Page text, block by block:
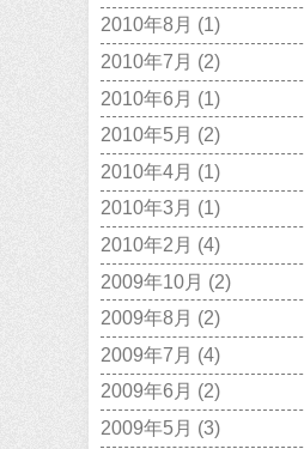
2010年8月 (1)
2010年7月 (2)
2010年6月 (1)
2010年5月 (2)
2010年4月 (1)
2010年3月 (1)
2010年2月 (4)
2009年10月 (2)
2009年8月 (2)
2009年7月 (4)
2009年6月 (2)
2009年5月 (3)